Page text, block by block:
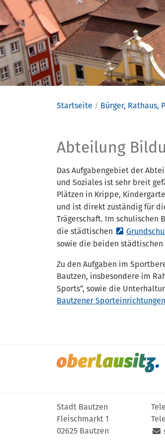
Startseite Bürger, Rathaus,
50.2
Abteilung
Das Aufgabengebiet der
und Soziales ist sehr breit
Plätzen in Krippe,
und ist direkt zuständig für
Trägerschaft. Im
die städtischen
sowie die beiden städtischen
Zu den Aufgaben im
Bautzen, insbesondere im
Sports“, sowie die
Bautzener Sporteinrichtungen
Stadt Bautzen
Fleischmarkt 1
02625 Bautzen